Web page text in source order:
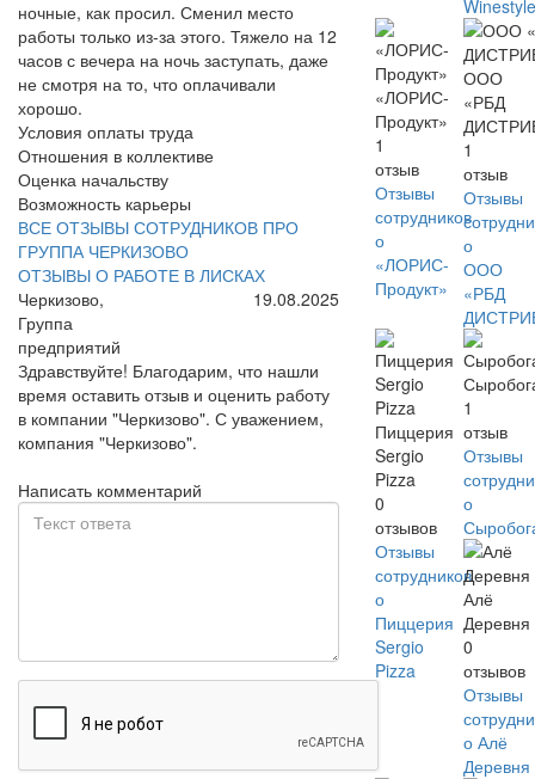
ночные, как просил. Сменил место
работы только из-за этого. Тяжело на 12
часов с вечера на ночь заступать, даже
не смотря на то, что оплачивали
хорошо.
Условия оплаты труда
Отношения в коллективе
Оценка начальству
Возможность карьеры
ВСЕ ОТЗЫВЫ СОТРУДНИКОВ ПРО
ГРУППА ЧЕРКИЗОВО
ОТЗЫВЫ О РАБОТЕ В ЛИСКАХ
Черкизово,
Группа
предприятий
19.08.2025
Здравствуйте! Благодарим, что нашли
время оставить отзыв и оценить работу
в компании "Черкизово". С уважением,
компания "Черкизово".
Написать комментарий
«ЛОРИС-
Продукт»
1
отзыв
Отзывы
сотрудников
о
«ЛОРИС-
Продукт»
ООО
«РБД
1
отзыв
Отзывы
о
ООО
«РБД
Пиццерия
Sergio
Pizza
0
отзывов
Отзывы
сотрудников
о
Пиццерия
Sergio
Pizza
1
отзыв
Отзывы
о
Алё
Деревня
0
отзывов
Отзывы
о Алё
Деревня